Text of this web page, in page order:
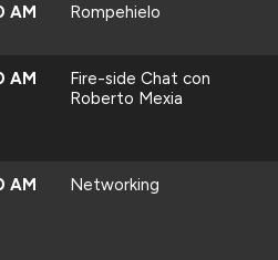
AM Rompehielo
AM
Fire-side Chat con
Roberto Mexia
AM Networking